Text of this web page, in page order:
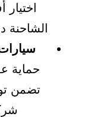
الشاحنة
حماية
تضمن